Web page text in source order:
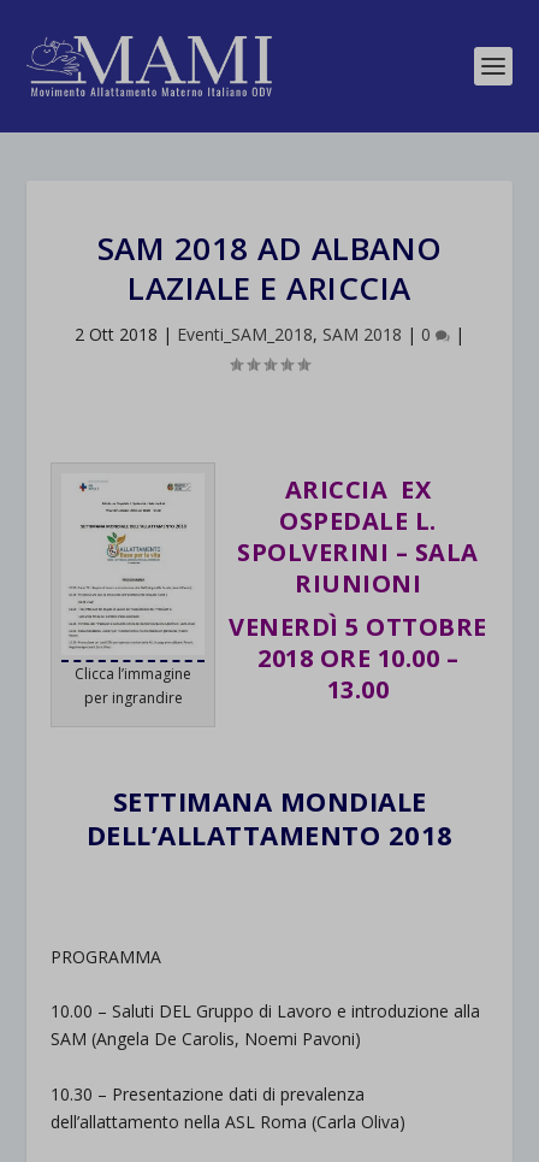
SAM 2018 AD ALBANO
LAZIALE E ARICCIA
2 Ott 2018 | Eventi_SAM_2018, SAM 2018 | 0 |
Clicca l’immagine
per ingrandire
ARICCIA EX
OSPEDALE L.
SPOLVERINI – SALA
RIUNIONI
VENERDÌ 5 OTTOBRE
2018 ORE 10.00 –
13.00
SETTIMANA MONDIALE
DELL’ALLATTAMENTO 2018
PROGRAMMA
10.00 – Saluti DEL Gruppo di Lavoro e introduzione alla
SAM (Angela De Carolis, Noemi Pavoni)
10.30 – Presentazione dati di prevalenza
dell’allattamento nella ASL Roma (Carla Oliva)